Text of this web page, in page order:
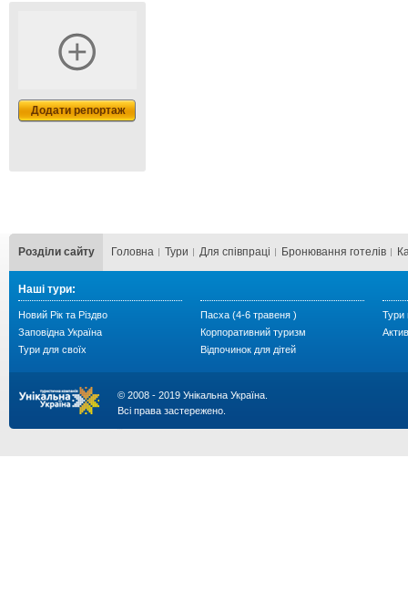
Додати репортаж
Розділи сайту Головна Тури Для cпівпраці Бронювання готелів
Наші тури:
Новий Рік та Різдво
Заповідна Україна
Тури для своїх
Пасха (4-6 травеня )
Корпоративний туризм
Відпочинок для дітей
Тури
© 2008 - 2019 Унікальна Україна.
Всі права застережено.